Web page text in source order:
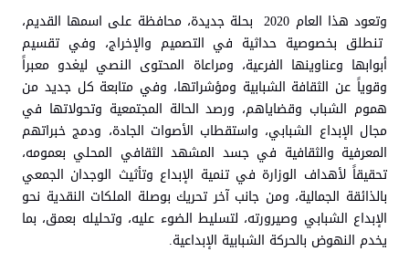
وتعود هذا العام 2020 بحلة جديدة، محافظة على اسمها القديم،
تنطلق بخصوصية حداثية في التصميم والإخراج، وفي تقسيم
أبوابها وعناوينها الفرعية، ومراعاة المحتوى النصي ليغدو معبراً
وقوياً عن الثقافة الشبابية ومؤشراتها، وفي متابعة كل جديد من
هموم الشباب وقضاياهم، ورصد الحالة المجتمعية وتحولاتها في
مجال الإبداع الشبابي، واستقطاب الأصوات الجادة، ودمج خبراتهم
المعرفية والثقافية في جسد المشهد الثقافي المحلي بعمومه،
تحقيقاً لأهداف الوزارة في تنمية الإبداع وتأثيث الوجدان الجمعي
بالذائقة الجمالية، ومن جانب آخر تحريك بوصلة الملكات النقدية نحو
الإبداع الشبابي وصيرورته، لتسليط الضوء عليه، وتحليله بعمق، بما
يخدم النهوض بالحركة الشبابية الإبداعية.